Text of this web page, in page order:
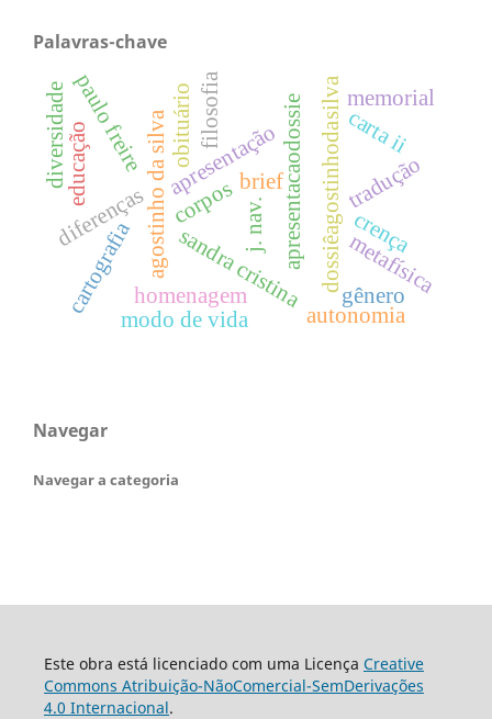
Palavras-chave
apresentação dossiêagostinhodasilva
apresentacaodossie tradução
brief
j. nav.
agostinho da silva carta ii
sandra cristina
obituário
homenagem
memorial
diferenças corpos
filosofia
metafísica
modo de vida
paulo freire
educação
crença
cartografia
gênero
autonomia
diversidade
Navegar
Navegar a categoria
Este obra está licenciado com uma Licença Creative
Commons Atribuição-NãoComercial-SemDerivações
4.0 Internacional.